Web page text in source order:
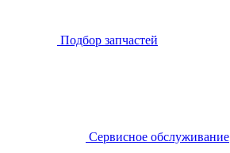
Подбор запчастей
Сервисное обслуживание